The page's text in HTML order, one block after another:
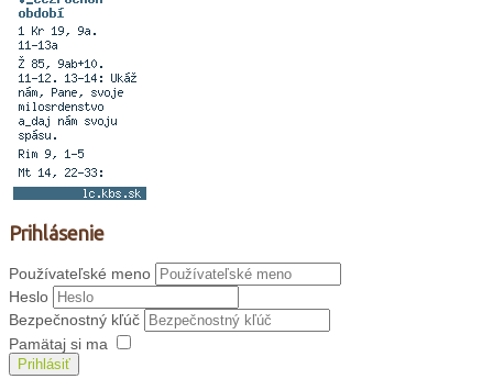
Prihlásenie
Používateľské meno
Heslo
Bezpečnostný kľúč
Pamätaj si ma
Prihlásiť